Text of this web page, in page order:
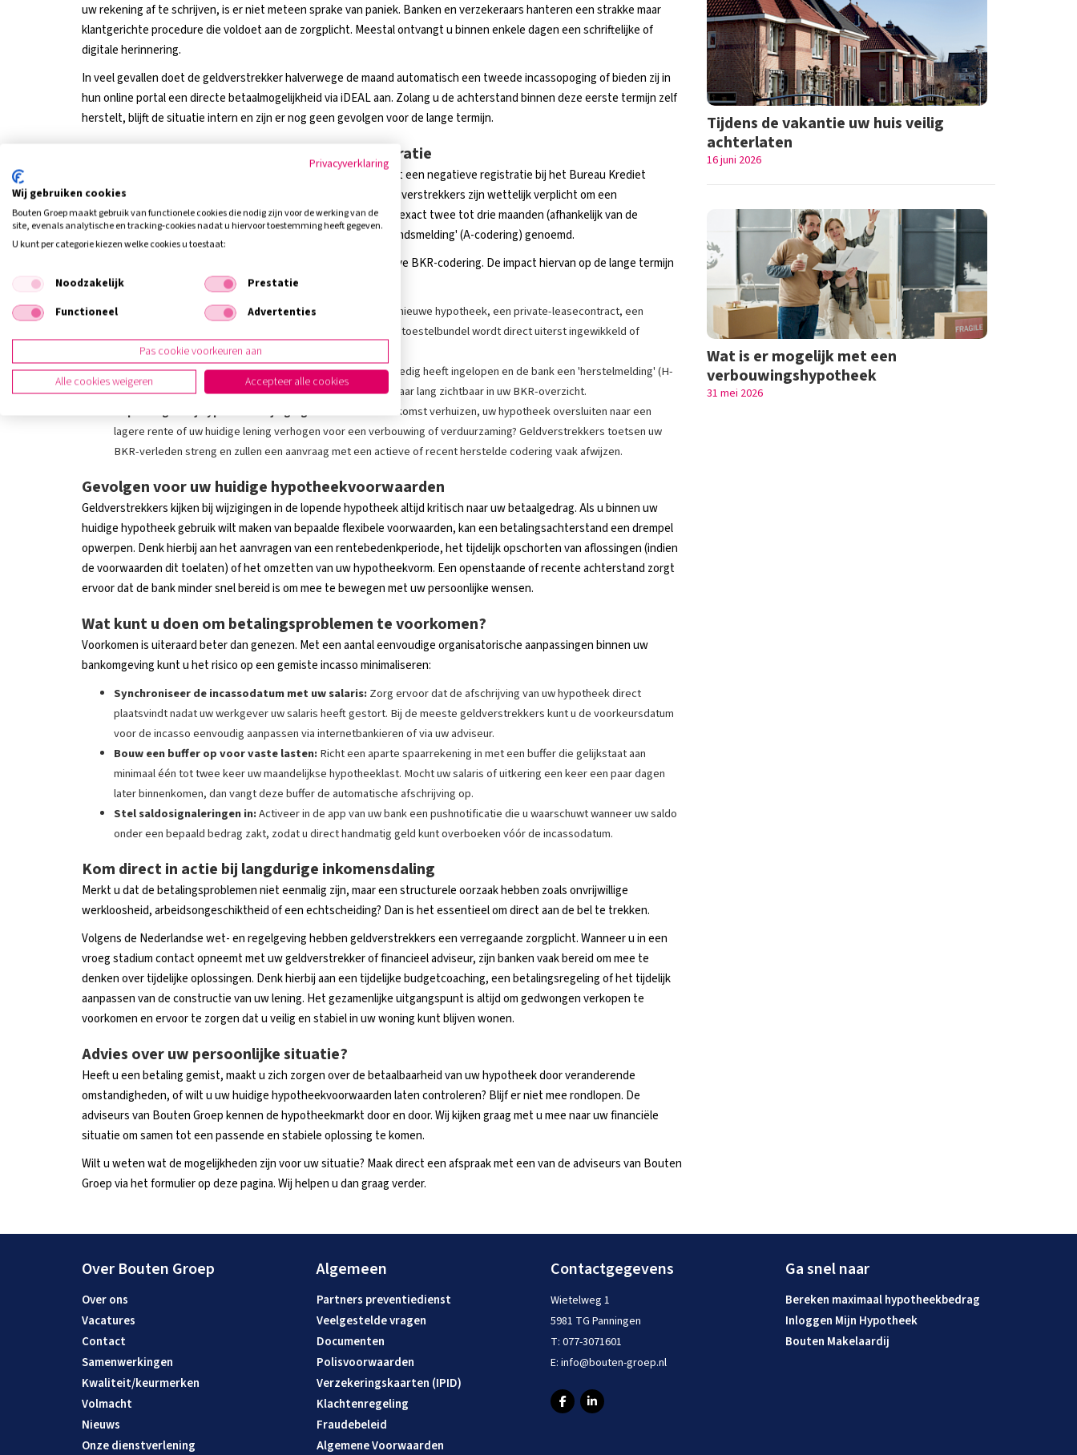
uw rekening af te schrijven, is er niet meteen sprake van paniek. Banken en verzekeraars hanteren een strakke maar
klantgerichte procedure die voldoet aan de zorgplicht. Meestal ontvangt u binnen enkele dagen een schriftelijke of
digitale herinnering.
In veel gevallen doet de geldverstrekker halverwege de maand automatisch een tweede incassopoging of bieden zij in
hun online portal een directe betaalmogelijkheid via iDEAL aan. Zolang u de achterstand binnen deze eerste termijn zelf
herstelt, blijft de situatie intern en zijn er nog geen gevolgen voor de lange termijn.
De risico’s voor uw toekomst: de BKR-registratie
Het misverstand bestaat dat elke te late betaling direct leidt tot een negatieve registratie bij het Bureau Krediet
Registratie (BKR) in Tiel. Dit is gelukkig niet altijd het geval. Geldverstrekkers zijn wettelijk verplicht om een
betalingsachterstand pas te melden wanneer deze oploopt tot exact twee tot drie maanden (afhankelijk van de
specifieke voorwaarden van uw bank). Dit wordt een 'achterstandsmelding' (A-codering) genoemd.
Wanneer u deze wettelijke grens passeert, krijgt u een negatieve BKR-codering. De impact hiervan op de lange termijn
is in Nederland zeer ingrijpend:
Blokkade voor nieuwe kredieten:Het afsluiten van een nieuwe hypotheek, een private-leasecontract, een
consumptief krediet of zelfs een telefoonabonnement met toestelbundel wordt direct uiterst ingewikkeld of
onmogelijk.
Vijf jaar lang zichtbaar:Zelfs nadat u de achterstand volledig heeft ingelopen en de bank een 'herstelmelding' (H-
codering) plaatst, blijft de negatieve geschiedenis nog vijf jaar lang zichtbaar in uw BKR-overzicht.
Beperkingen bij hypotheekwijzigingen:
Wilt u in de toekomst verhuizen, uw hypotheek oversluiten naar een
lagere rente of uw huidige lening verhogen voor een verbouwing of verduurzaming? Geldverstrekkers toetsen uw
BKR-verleden streng en zullen een aanvraag met een actieve of recent herstelde codering vaak afwijzen.
Gevolgen voor uw huidige hypotheekvoorwaarden
Geldverstrekkers kijken bij wijzigingen in de lopende hypotheek altijd kritisch naar uw betaalgedrag. Als u binnen uw
huidige hypotheek gebruik wilt maken van bepaalde flexibele voorwaarden, kan een betalingsachterstand een drempel
opwerpen. Denk hierbij aan het aanvragen van een rentebedenkperiode, het tijdelijk opschorten van aflossingen (indien
de voorwaarden dit toelaten) of het omzetten van uw hypotheekvorm. Een openstaande of recente achterstand zorgt
ervoor dat de bank minder snel bereid is om mee te bewegen met uw persoonlijke wensen.
Wat kunt u doen om betalingsproblemen te voorkomen?
Voorkomen is uiteraard beter dan genezen. Met een aantal eenvoudige organisatorische aanpassingen binnen uw
bankomgeving kunt u het risico op een gemiste incasso minimaliseren:
Synchroniseer de incassodatum met uw salaris:Zorg ervoor dat de afschrijving van uw hypotheek direct
plaatsvindt nadat uw werkgever uw salaris heeft gestort. Bij de meeste geldverstrekkers kunt u de voorkeursdatum
voor de incasso eenvoudig aanpassen via internetbankieren of via uw adviseur.
Bouw een buffer op voor vaste lasten:Richt een aparte spaarrekening in met een buffer die gelijkstaat aan
minimaal één tot twee keer uw maandelijkse hypotheeklast. Mocht uw salaris of uitkering een keer een paar dagen
later binnenkomen, dan vangt deze buffer de automatische afschrijving op.
Stel saldosignaleringen in:Activeer in de app van uw bank een pushnotificatie die u waarschuwt wanneer uw saldo
onder een bepaald bedrag zakt, zodat u direct handmatig geld kunt overboeken vóór de incassodatum.
Kom direct in actie bij langdurige inkomensdaling
Merkt u dat de betalingsproblemen niet eenmalig zijn, maar een structurele oorzaak hebben zoals onvrijwillige
werkloosheid, arbeidsongeschiktheid of een echtscheiding? Dan is het essentieel om direct aan de bel te trekken.
Volgens de Nederlandse wet- en regelgeving hebben geldverstrekkers een verregaande zorgplicht. Wanneer u in een
vroeg stadium contact opneemt met uw geldverstrekker of financieel adviseur, zijn banken vaak bereid om mee te
denken over tijdelijke oplossingen. Denk hierbij aan een tijdelijke budgetcoaching, een betalingsregeling of het tijdelijk
aanpassen van de constructie van uw lening. Het gezamenlijke uitgangspunt is altijd om gedwongen verkopen te
voorkomen en ervoor te zorgen dat u veilig en stabiel in uw woning kunt blijven wonen.
Advies over uw persoonlijke situatie?
Heeft u een betaling gemist, maakt u zich zorgen over de betaalbaarheid van uw hypotheek door veranderende
omstandigheden, of wilt u uw huidige hypotheekvoorwaarden laten controleren? Blijf er niet mee rondlopen. De
adviseurs van Bouten Groep kennen de hypotheekmarkt door en door. Wij kijken graag met u mee naar uw financiële
situatie om samen tot een passende en stabiele oplossing te komen.
Wilt u weten wat de mogelijkheden zijn voor uw situatie? Maak direct een afspraak met een van de adviseurs van Bouten
Groep via het formulier op deze pagina. Wij helpen u dan graag verder.
Tijdens de vakantie uw huis veilig
achterlaten
16 juni 2026
Wat is er mogelijk met een
verbouwingshypotheek
31 mei 2026
Over Bouten Groep
Over ons
Vacatures
Contact
Samenwerkingen
Kwaliteit/keurmerken
Volmacht
Nieuws
Onze dienstverlening
Algemeen
Partners preventiedienst
Veelgestelde vragen
Documenten
Polisvoorwaarden
Verzekeringskaarten (IPID)
Klachtenregeling
Fraudebeleid
Algemene Voorwaarden
Contactgegevens
Wietelweg 1
5981 TG Panningen
T: 077-3071601
E: info@bouten-groep.nl
Ga snel naar
Bereken maximaal hypotheekbedrag
Inloggen Mijn Hypotheek
Bouten Makelaardij
Privacyverklaring
Wij gebruiken cookies
Bouten Groep maakt gebruik van functionele cookies die nodig zijn voor de werking van de
site, evenals analytische en tracking‑cookies nadat u hiervoor toestemming heeft gegeven.
U kunt per categorie kiezen welke cookies u toestaat:
Noodzakelijk
Prestatie
Functioneel
Advertenties
Pas cookie voorkeuren aan
Alle cookies weigeren
Accepteer alle cookies